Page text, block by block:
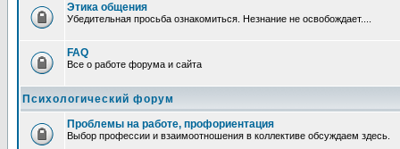
Этика общения
Убедительная просьба ознакомиться. Незнание не освобождает....
FAQ
Все о работе форума и сайта
Психологический форум
Проблемы на работе, профориентация
Выбор профессии и взаимоотношения в коллективе обсуждаем здесь.